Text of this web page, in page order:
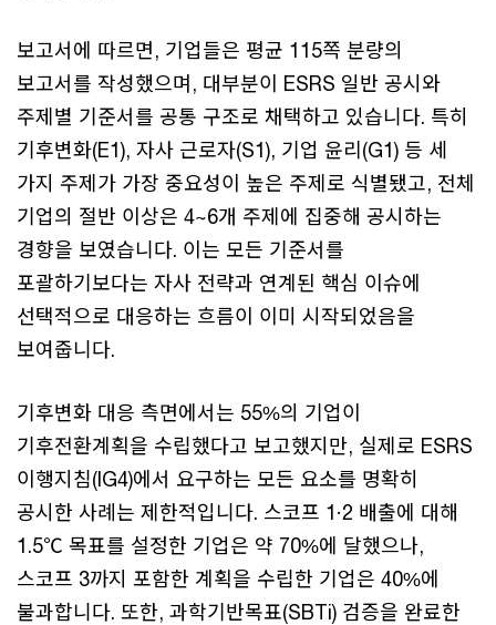
보고서에 따르면, 기업들은 평균 115쪽 분량의
보고서를 작성했으며, 대부분이 ESRS 일반 공시와
주제별 기준서를 공통 구조로 채택하고 있습니다. 특히
기후변화(E1), 자사 근로자(S1), 기업 윤리(G1) 등 세
가지 주제가 가장 중요성이 높은 주제로 식별됐고, 전체
기업의 절반 이상은 4~6개 주제에 집중해 공시하는
경향을 보였습니다. 이는 모든 기준서를
포괄하기보다는 자사 전략과 연계된 핵심 이슈에
선택적으로 대응하는 흐름이 이미 시작되었음을
보여줍니다.
기후변화 대응 측면에서는 55%의 기업이
기후전환계획을 수립했다고 보고했지만, 실제로 ESRS
이행지침(IG4)에서 요구하는 모든 요소를 명확히
공시한 사례는 제한적입니다. 스코프 1·2 배출에 대해
1.5℃ 목표를 설정한 기업은 약 70%에 달했으나,
스코프 3까지 포함한 계획을 수립한 기업은 40%에
불과합니다. 또한, 과학기반목표(SBTi) 검증을 완료한